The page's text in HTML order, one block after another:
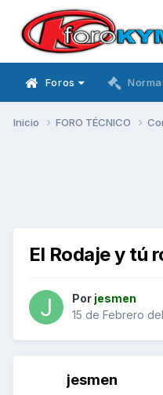
Foros
Inicio FORO TÉCNICO
El Rodaje y tú
Por jesmen
15 de Febrero
jesmen